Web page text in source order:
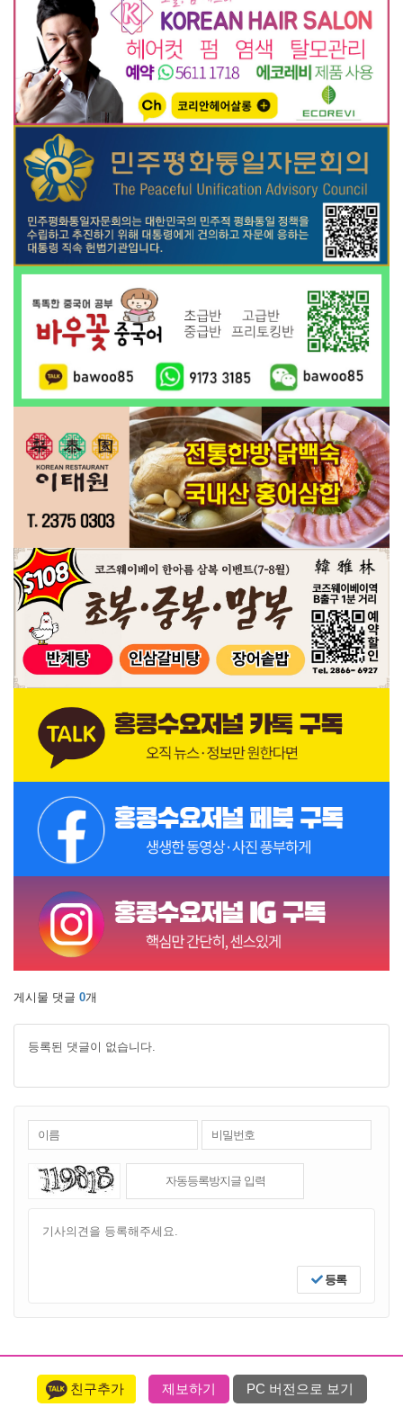
게시물 댓글 0개
등록된 댓글이 없습니다.
등록
친구추가 제보하기 PC 버전으로 보기